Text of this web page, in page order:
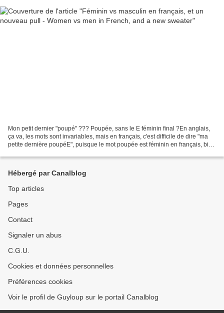
Mon petit dernier "poupé" ??? Poupée, sans le E féminin final ?En anglais,
ça va, les mots sont invariables, mais en français, c'est difficile de dire "ma
petite dernière poupéE", puisque le mot poupée est féminin en français, bien
Hébergé par Canalblog
Top articles
Pages
Contact
Signaler un abus
C.G.U.
Cookies et données personnelles
Préférences cookies
Voir le profil de Guyloup sur le portail Canalblog